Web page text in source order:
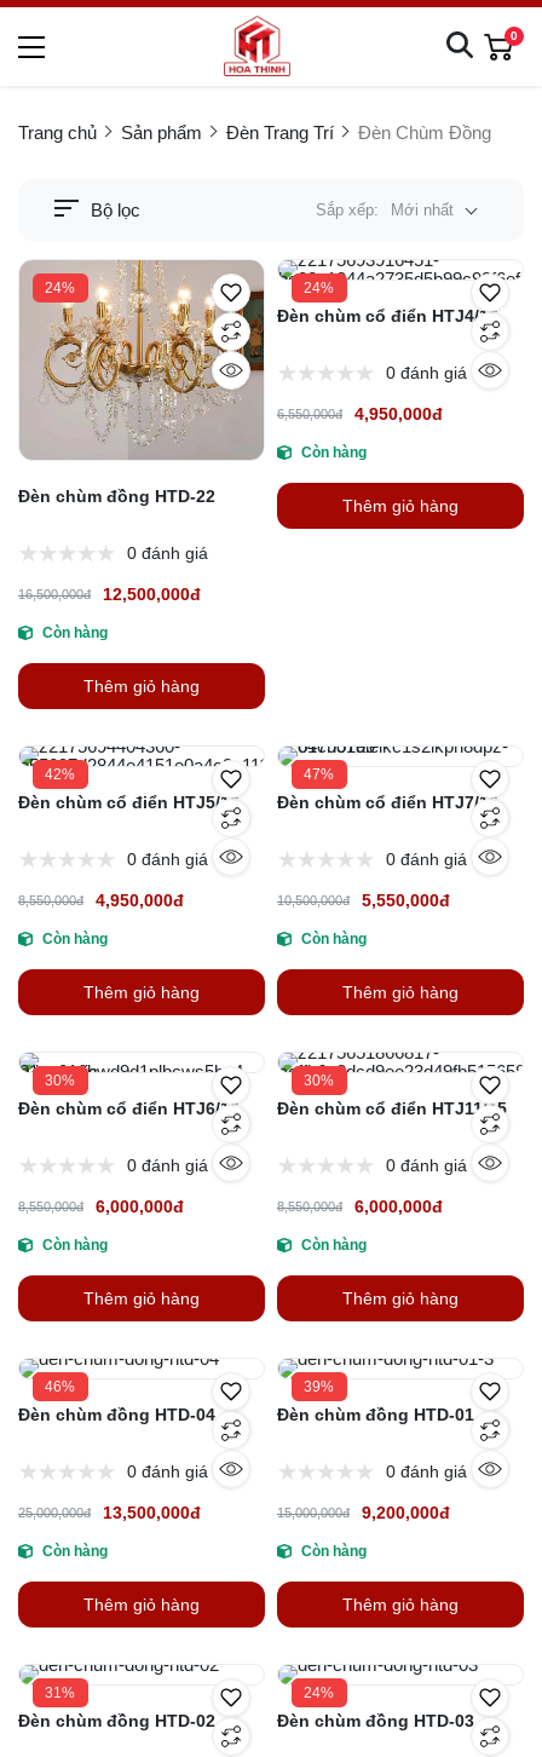
0
Trang chủ Sản phẩm Đèn Trang Trí Đèn Chùm Đồng
Bộ lọc Sắp xếp: Mới nhất
24%
Đèn chùm đồng HTD-22
0 đánh giá
16,500,000đ 12,500,000đ
Còn hàng
Thêm giỏ hàng
24%
Đèn chùm cổ điển HTJ4/15
0 đánh giá
6,550,000đ 4,950,000đ
Còn hàng
Thêm giỏ hàng
42%
Đèn chùm cổ điển HTJ5/15
0 đánh giá
8,550,000đ 4,950,000đ
Còn hàng
Thêm giỏ hàng
47%
Đèn chùm cổ điển HTJ7/15
0 đánh giá
10,500,000đ 5,550,000đ
Còn hàng
Thêm giỏ hàng
30%
Đèn chùm cổ điển HTJ6/15
0 đánh giá
8,550,000đ 6,000,000đ
Còn hàng
Thêm giỏ hàng
30%
Đèn chùm cổ điển HTJ11/15
0 đánh giá
8,550,000đ 6,000,000đ
Còn hàng
Thêm giỏ hàng
46%
Đèn chùm đồng HTD-04
0 đánh giá
25,000,000đ 13,500,000đ
Còn hàng
Thêm giỏ hàng
39%
Đèn chùm đồng HTD-01
0 đánh giá
15,000,000đ 9,200,000đ
Còn hàng
Thêm giỏ hàng
31%
Đèn chùm đồng HTD-02
24%
Đèn chùm đồng HTD-03